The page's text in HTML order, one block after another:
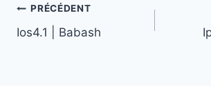
Navigation
de
PRÉCÉDENT
Ios4.1 | Babash